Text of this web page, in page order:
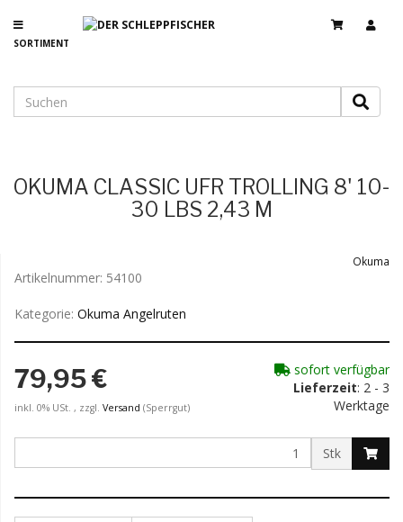
SORTIMENT
OKUMA CLASSIC UFR TROLLING 8' 10-
30 LBS 2,43 M
Okuma
Artikelnummer: 54100
Kategorie: Okuma Angelruten
79,95 €
inkl. 0% USt. , zzgl. Versand (Sperrgut)
sofort verfügbar
Lieferzeit: 2 - 3
Werktage
Stk